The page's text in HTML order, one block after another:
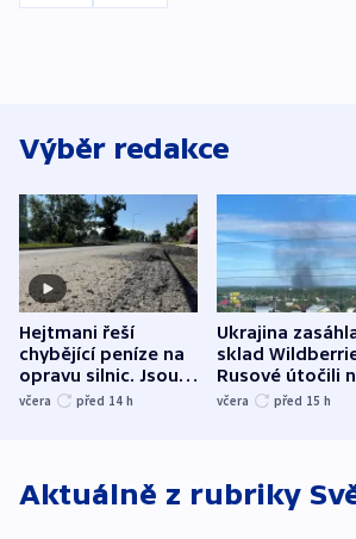
Výběr redakce
Hejtmani řeší
chybějící peníze na
opravu silnic. Jsou
nenárokové, namítá
včera před 14 h
Ukrajina
sklad
Rusové útočili
trh, hasiče či
včera před 15 h
Aktuálně z rubriky